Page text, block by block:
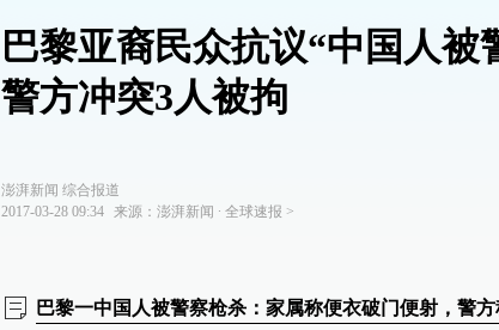
巴黎亚裔民众抗议“中国人被
警方冲突3人被拘
澎湃新闻 综合报道
2017-03-28 09:34
来源： 澎湃新闻 ∙ 全球速报 >
巴黎一中国人被警察枪杀：家属称便衣破门便射，警